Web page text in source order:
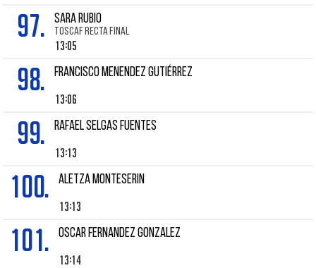
97. SARA RUBIO
TOSCAF RECTA FINAL
13:05
98. FRANCISCO MENENDEZ GUTIÉRREZ
13:06
99. RAFAEL SELGAS FUENTES
13:13
100. Aletza MONTESERIN
13:13
101. OSCAR FERNANDEZ GONZALEZ
13:14